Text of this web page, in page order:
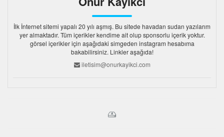
İlk İnternet sitemi yapalı 20 yılı aşmış. Bu sitede havadan sudan yazılarım
yer almaktadır. Tüm içerikler kendime ait olup sponsorlu içerik yoktur.
görsel içerikler için aşağıdaki simgeden instagram hesabıma
bakabilirsiniz. Linkler aşağıda!
iletisim@onurkayikci.com